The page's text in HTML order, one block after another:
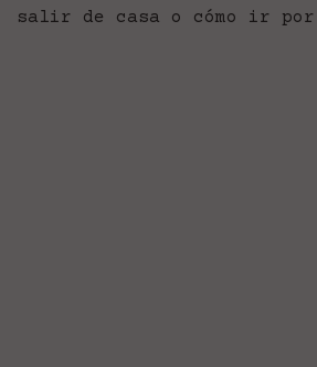
salir de casa o cómo ir